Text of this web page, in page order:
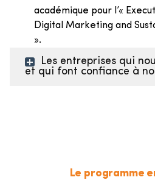
académique pour l’«
Digital Marketing and
».
Les entreprises qui
et qui font confiance à
Le programme